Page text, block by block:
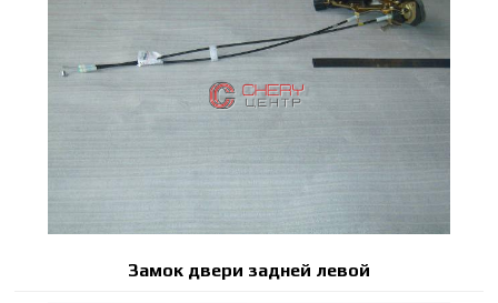
Замок двери задней левой